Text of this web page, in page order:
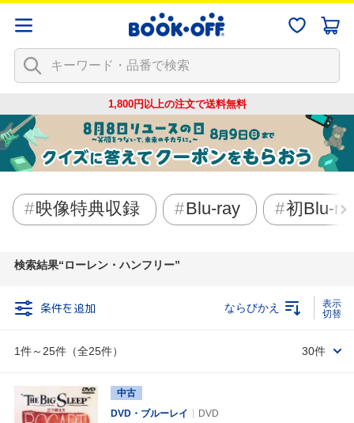
1,800円以上の注文で送料無料
映像特典収録 Blu-ray 初Blu-
検索結果 ローレン・ハンフリー
条件を追加
1件～25件（全25件）
ならびかえ
30件
中古
DVD・ブルーレイ
DVD